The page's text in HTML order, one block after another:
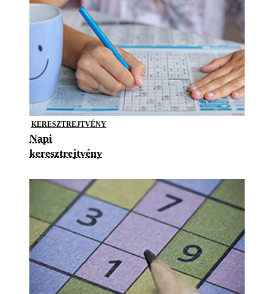
KERESZTREJTVÉNY
Napi
keresztrejtvény